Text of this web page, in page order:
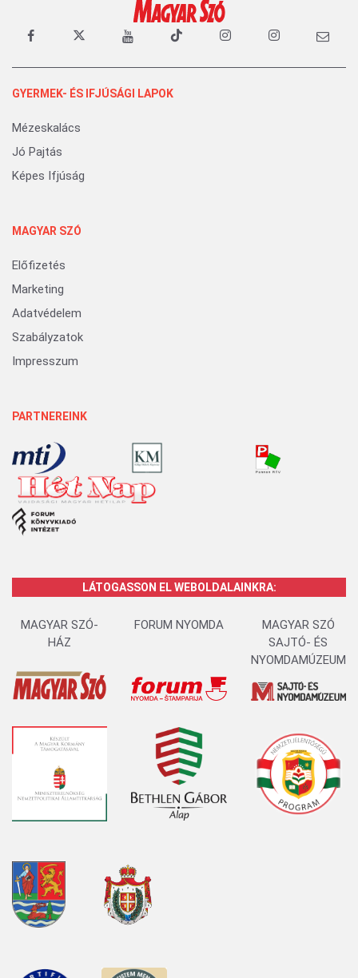
GYERMEK- ÉS IFJÚSÁGI LAPOK
Mézeskalács
Jó Pajtás
Képes Ifjúság
MAGYAR SZÓ
Előfizetés
Marketing
Adatvédelem
Szabályzatok
Impresszum
PARTNEREINK
LÁTOGASSON EL WEBOLDALAINKRA:
MAGYAR SZÓ-
HÁZ
FORUM NYOMDA
MAGYAR SZÓ
SAJTÓ- ÉS
NYOMDAMÚZEUM